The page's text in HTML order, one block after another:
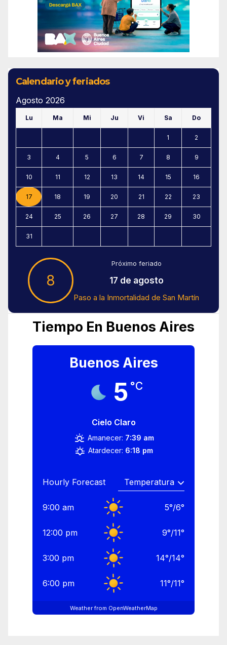
Calendario y feriados
Agosto 2026
Lu Ma Mi Ju Vi Sa Do
1 2
3 4 5 6 7 8 9
10 11 12 13 14 15 16
17 18 19 20 21 22 23
24 25 26 27 28 29 30
31
8
Próximo feriado
17 de agosto
Paso a la Inmortalidad de San Martín
Tiempo En Buenos Aires
Buenos Aires
5 °C
Cielo Claro
Amanecer: 7:39 am
Atardecer: 6:18 pm
Hourly Forecast
9:00 am 5°/6°
12:00 pm 9°/11°
3:00 pm 14°/14°
6:00 pm 11°/11°
Weather from OpenWeatherMap